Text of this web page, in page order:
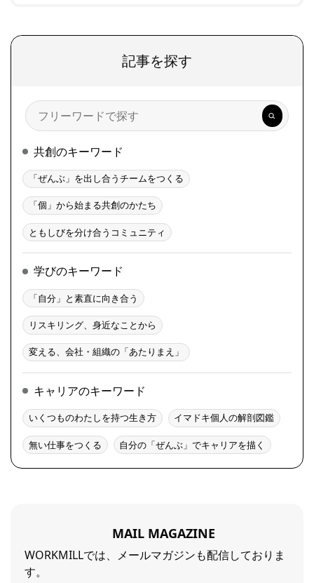
記事を探す
検
索
共創のキーワード
「ぜんぶ」を出し合うチームをつくる
「個」から始まる共創のかたち
ともしびを分け合うコミュニティ
学びのキーワード
「自分」と素直に向き合う
リスキリング、身近なことから
変える、会社・組織の「あたりまえ」
キャリアのキーワード
いくつものわたしを持つ生き方 イマドキ個人の解剖図鑑
無い仕事をつくる 自分の「ぜんぶ」でキャリアを描く
MAIL MAGAZINE
WORKMILLでは、メールマガジンも配信しておりま
す。